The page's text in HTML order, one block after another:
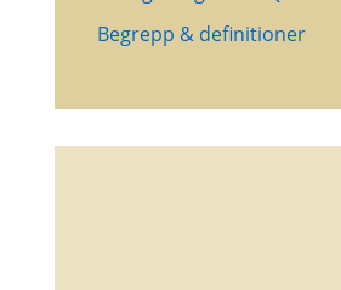
Begrepp & definitioner